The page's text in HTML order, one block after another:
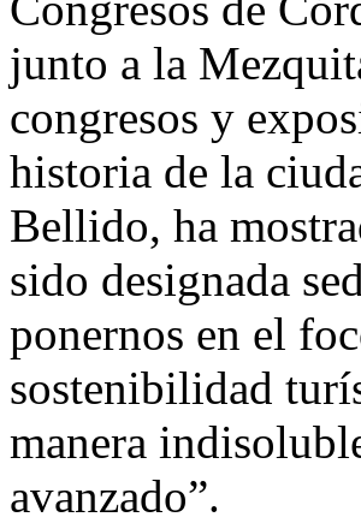
junto a la
congresos y
historia de la
Bellido, ha
sido designada
ponernos en el
sostenibilidad
manera
avanzado”.